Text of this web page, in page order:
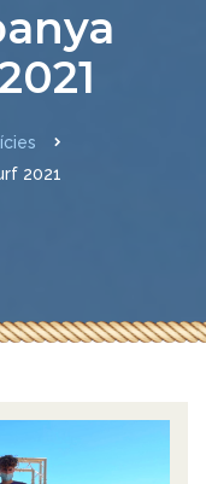
2021